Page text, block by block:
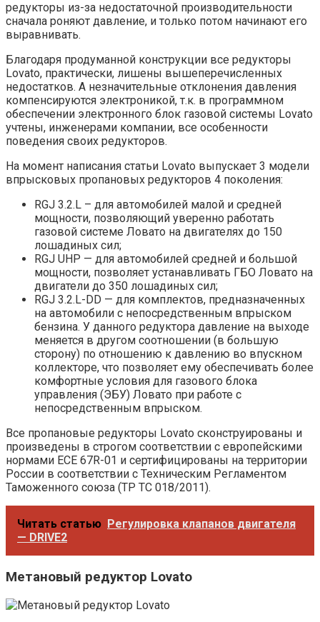
редукторы из-за недостаточной производительности
сначала роняют давление, и только потом начинают его
выравнивать.
Благодаря продуманной конструкции все редукторы
Lovato, практически, лишены вышеперечисленных
недостатков. А незначительные отклонения давления
компенсируются электроникой, т.к. в программном
обеспечении электронного блок газовой системы Lovato
учтены, инженерами компании, все особенности
поведения своих редукторов.
На момент написания статьи Lovato выпускает 3 модели
впрысковых пропановых редукторов 4 поколения:
RGJ 3.2.L – для автомобилей малой и средней
мощности, позволяющий уверенно работать
газовой системе Ловато на двигателях до 150
лошадиных сил;
RGJ UHP — для автомобилей средней и большой
мощности, позволяет устанавливать ГБО Ловато на
двигатели до 350 лошадиных сил;
RGJ 3.2.L-DD — для комплектов, предназначенных
на автомобили с непосредственным впрыском
бензина. У данного редуктора давление на выходе
меняется в другом соотношении (в большую
сторону) по отношению к давлению во впускном
коллекторе, что позволяет ему обеспечивать более
комфортные условия для газового блока
управления (ЭБУ) Ловато при работе с
непосредственным впрыском.
Все пропановые редукторы Lovato сконструированы и
произведены в строгом соответствии с европейскими
нормами ECE 67R-01 и сертифицированы на территории
России в соответствии с Техническим Регламентом
Таможенного союза (ТР ТС 018/2011).
Читать статью Регулировка клапанов двигателя
— DRIVE2
Метановый редуктор Lovato